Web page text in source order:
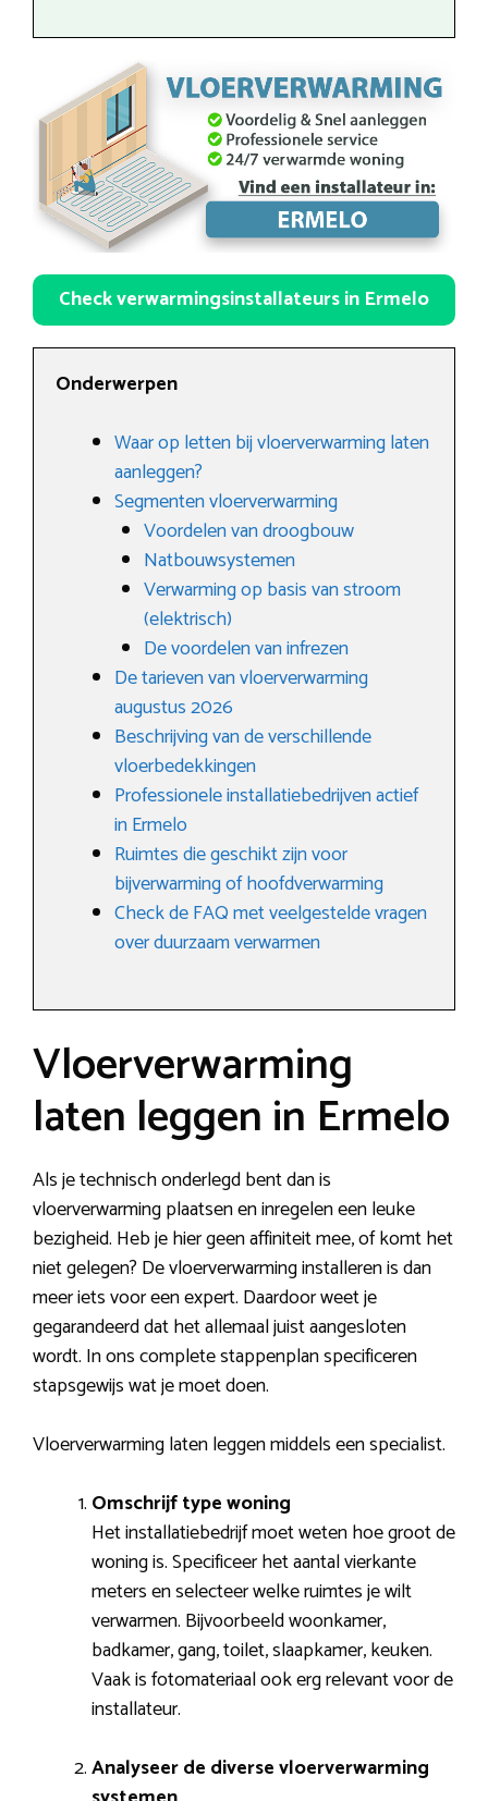
Check verwarmingsinstallateurs in Ermelo
Onderwerpen
Waar op letten bij vloerverwarming laten
aanleggen?
Segmenten vloerverwarming
Voordelen van droogbouw
Natbouwsystemen
Verwarming op basis van stroom
(elektrisch)
De voordelen van infrezen
De tarieven van vloerverwarming
augustus 2026
Beschrijving van de verschillende
vloerbedekkingen
Professionele installatiebedrijven actief
in Ermelo
Ruimtes die geschikt zijn voor
bijverwarming of hoofdverwarming
Check de FAQ met veelgestelde vragen
over duurzaam verwarmen
Vloerverwarming
laten leggen in Ermelo
Als je technisch onderlegd bent dan is
vloerverwarming plaatsen en inregelen een leuke
bezigheid. Heb je hier geen affiniteit mee, of komt het
niet gelegen? De vloerverwarming installeren is dan
meer iets voor een expert. Daardoor weet je
gegarandeerd dat het allemaal juist aangesloten
wordt. In ons complete stappenplan specificeren
stapsgewijs wat je moet doen.
Vloerverwarming laten leggen middels een specialist.
Omschrijf type woning
Het installatiebedrijf moet weten hoe groot de
woning is. Specificeer het aantal vierkante
meters en selecteer welke ruimtes je wilt
verwarmen. Bijvoorbeeld woonkamer,
badkamer, gang, toilet, slaapkamer, keuken.
Vaak is fotomateriaal ook erg relevant voor de
installateur.
Analyseer de diverse vloerverwarming